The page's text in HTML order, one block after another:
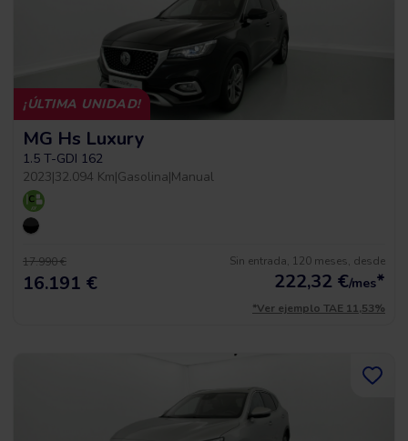
¡ÚLTIMA UNIDAD!
MG Hs Luxury
1.5 T-GDI 162
2023|32.094 Km|Gasolina|Manual
17.990 €
16.191 €
Sin entrada, 120 meses, desde
222,32 €/mes*
*Ver ejemplo TAE 11,53%